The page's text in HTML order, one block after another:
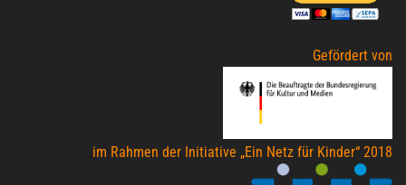
Gefördert von
im Rahmen der Initiative „Ein Netz für Kinder“ 2018